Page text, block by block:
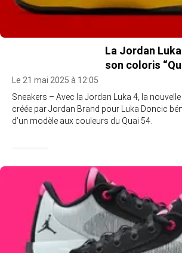
La Jordan
son coloris
Le 21 mai 2025 à 12:05
Sneakers – Avec la Jordan Luka 4, la
créée par Jordan Brand pour Luka Doncic
d’un modèle aux couleurs du Quai 54.